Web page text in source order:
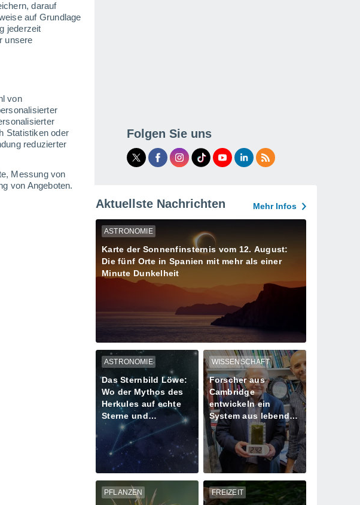
darauf
auf Grundlage
jederzeit
unsere
von
Statistiken oder
reduzierter
Messung von
von Angeboten.
Folgen Sie uns
Aktuellste Nachrichten Mehr Infos
ASTRONOMIE
Karte der Sonnenfinsternis vom 12. August:
Die fünf Orte in Spanien mit mehr als einer
Minute Dunkelheit
ASTRONOMIE
Das Sternbild Löwe:
Wo der Mythos des
Herkules auf echte
Sterne und
Meteoritenschauer
trifft
WISSENSCHAFT
Forscher aus
Cambridge
entwickeln ein
System aus lebenden
Algen zur
Stromversorgung
PFLANZEN FREIZEIT